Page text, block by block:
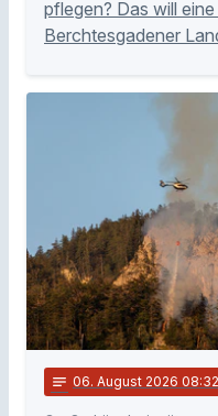
pflegen? Das will
Berchtesgadener
notes 06. August 2026 08:32